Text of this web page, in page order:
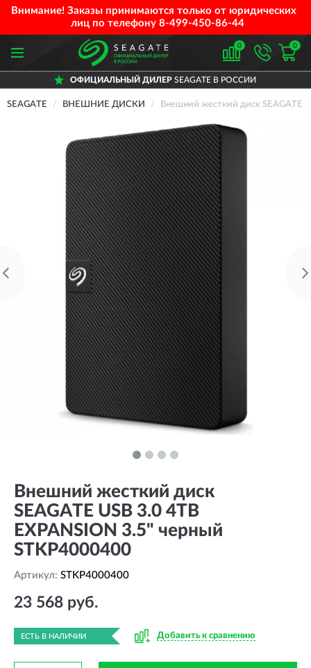
Внимание! Заказы принимаются только от юридических
лиц по телефону 8-499-450-86-44
0 0
ОФИЦИАЛЬНЫЙ ДИЛЕРSEAGATE В РОССИИ
SEAGATE ВНЕШНИЕ ДИСКИ Внешний жесткий диск SEAGATE
Внешний жесткий диск
SEAGATE USB 3.0 4TB
EXPANSION 3.5" черный
STKP4000400
Артикул: STKP4000400
23 568 руб.
ЕСТЬ В НАЛИЧИИ Добавить к сравнению